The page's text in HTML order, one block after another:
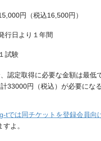
円（税込16,500円）
行日より１年間
試験
認定取得に必要な金額は最低
33000円（税込）が必要にな
tでは同チケットを登録会員向
すよ。